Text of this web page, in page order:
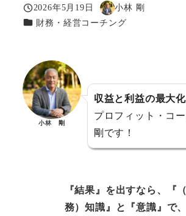
投稿日
2026年5月19日
著
者
小林 剛
カテゴリー
財務・経営コーチング
小林 剛
収益と利益の最大
プロフィット・コ
剛です！
『結果』を出すなら、『
務）知識』と『意識』で、